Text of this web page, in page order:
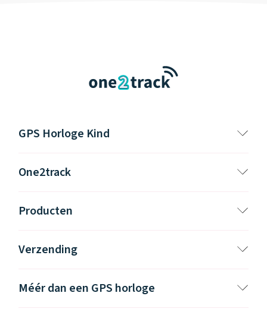
GPS Horloge Kind
One2track
Producten
Verzending
Méér dan een GPS horloge